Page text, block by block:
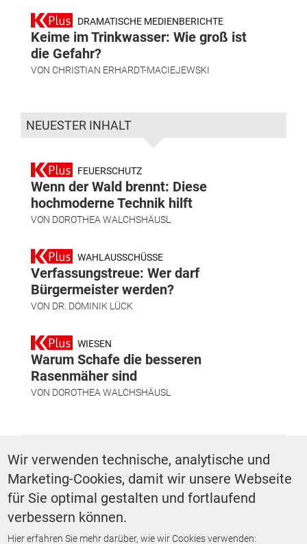
DRAMATISCHE MEDIENBERICHTE
Keime im Trinkwasser: Wie groß ist
die Gefahr?
VON CHRISTIAN ERHARDT-MACIEJEWSKI
NEUESTER INHALT
FEUERSCHUTZ
Wenn der Wald brennt: Diese
hochmoderne Technik hilft
VON DOROTHEA WALCHSHÄUSL
WAHLAUSSCHÜSSE
Verfassungstreue: Wer darf
Bürgermeister werden?
VON DR. DOMINIK LÜCK
WIESEN
Warum Schafe die besseren
Rasenmäher sind
VON DOROTHEA WALCHSHÄUSL
Arbeiten im Öffentlichen Dienst
Wir verwenden technische, analytische und
Marketing-Cookies, damit wir unsere Webseite
für Sie optimal gestalten und fortlaufend
verbessern können.
Hier erfahren Sie mehr darüber, wie wir Cookies verwenden: